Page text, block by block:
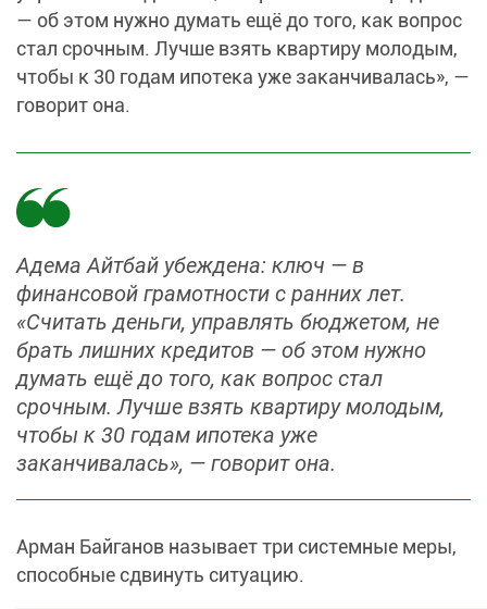
— об этом нужно думать ещё до того, как вопрос
стал срочным. Лучше взять квартиру молодым,
чтобы к 30 годам ипотека уже заканчивалась», —
говорит она.
Адема Айтбай убеждена: ключ — в
финансовой грамотности с ранних лет.
«Считать деньги, управлять бюджетом, не
брать лишних кредитов — об этом нужно
думать ещё до того, как вопрос стал
срочным. Лучше взять квартиру молодым,
чтобы к 30 годам ипотека уже
заканчивалась», — говорит она.
Арман Байганов называет три системные меры,
способные сдвинуть ситуацию.